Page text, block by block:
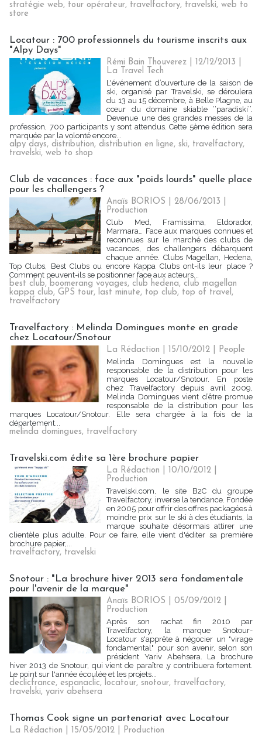
stratégie web, tour opérateur, travelfactory, travelski, web to
store
Locatour : 700 professionnels du tourisme inscrits aux
"Alpy Days"
Rémi Bain Thouverez | 12/12/2013
La Travel Tech
L'événement d’ouverture de la saison de
ski, organisé par Travelski, se déroulera
du 13 au 15 décembre, à Belle Plagne, au
cœur du domaine skiable ‘‘paradiski’’.
Devenue une des grandes messes de la
profession, 700 participants y sont attendus. Cette 5ème édition sera
marquée par la volonté encore...
alpy days, distribution, distribution en ligne, ski, travelfactory,
travelski, web to shop
Club de vacances : face aux "poids lourds" quelle place
pour les challengers ?
Anaïs BORIOS | 28/06/2013
Production
Club Med, Framissima, Eldorador,
Marmara… Face aux marques connues et
reconnues sur le marché des clubs de
vacances, des challengers débarquent
chaque année. Clubs Magellan, Hedena,
Top Clubs, Best Clubs ou encore Kappa Clubs ont-ils leur place ?
Comment peuvent-ils se positionner face aux acteurs...
best club, boomerang voyages, club hedena, club magellan
kappa club, GPS tour, last minute, top club, top of travel,
travelfactory
Travelfactory : Melinda Domingues monte en grade
chez Locatour/Snotour
La Rédaction | 15/10/2012
People
Melinda Domingues est la nouvelle
responsable de la distribution pour les
marques Locatour/Snotour. En poste
chez Travelfactory depuis avril 2009,
Melinda Domingues vient d’être promue
responsable de la distribution pour les
marques Locatour/Snotour. Elle sera chargée à la fois de la
département...
melinda domingues, travelfactory
Travelski.com édite sa 1ère brochure papier
La Rédaction | 10/10/2012
Production
Travelski.com, le site B2C du groupe
Travelfactory, inverse la tendance. Fondée
en 2005 pour offrir des offres packagées à
moindre prix sur le ski à des étudiants, la
marque souhaite désormais attirer une
clientèle plus adulte. Pour ce faire, elle vient d'éditer sa première
brochure papier,...
travelfactory, travelski
Snotour : "La brochure hiver 2013 sera fondamentale
pour l'avenir de la marque"
Anaïs BORIOS | 05/09/2012
Production
Après son rachat fin 2010 par
Travelfactory, la marque Snotour-
Locatour s'apprête à négocier un "virage
fondamental" pour son avenir, selon son
président Yariv Abehsera. La brochure
hiver 2013 de Snotour, qui vient de paraître ,y contribuera fortement.
Le point sur l'année écoulée et les projets...
declicfrance, espanaclic, locatour, snotour, travelfactory,
travelski, yariv abehsera
Thomas Cook signe un partenariat avec Locatour
La Rédaction | 15/05/2012
Production